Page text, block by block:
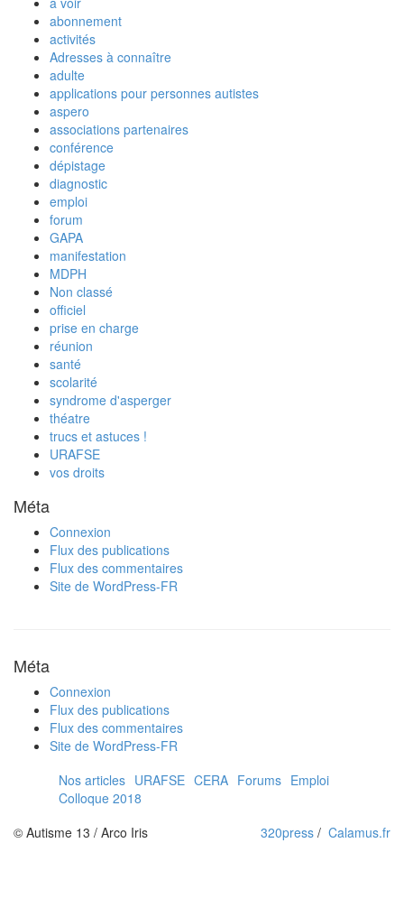
abonnement
activités
Adresses à connaître
adulte
applications pour personnes autistes
aspero
associations partenaires
conférence
dépistage
diagnostic
emploi
forum
GAPA
manifestation
MDPH
Non classé
officiel
prise en charge
réunion
santé
scolarité
syndrome d'asperger
théatre
trucs et astuces !
URAFSE
vos droits
Méta
Connexion
Flux des publications
Flux des commentaires
Site de WordPress-FR
Méta
Connexion
Flux des publications
Flux des commentaires
Site de WordPress-FR
Nos articles URAFSE CERA Forums Emploi
Colloque 2018
320press / Calamus.fr
© Autisme 13 / Arco Iris